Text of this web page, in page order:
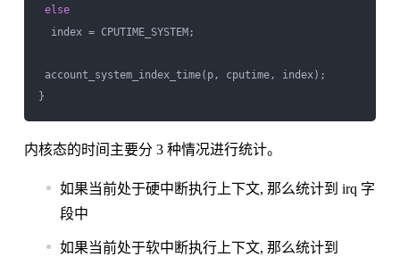
else
index = CPUTIME_SYSTEM;
account_system_index_time(p, cputime, index);
内核态的时间主要分 3 种情况进行统计。
如果当前处于硬中断执行上下文, 那么统计到 irq 字
段中
如果当前处于软中断执行上下文, 那么统计到